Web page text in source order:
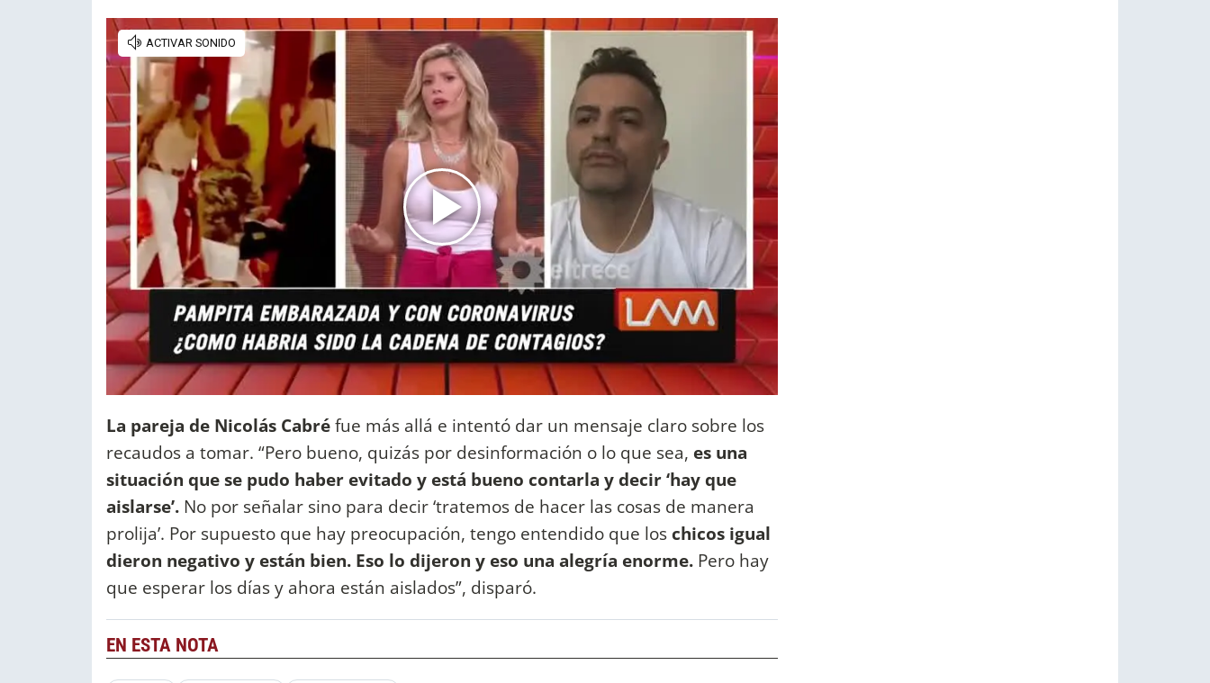
La pareja de Nicolás Cabréfue más allá e intentó dar un mensaje claro sobre los
recaudos a tomar. “Pero bueno, quizás por desinformación o lo que sea, es una
situación que se pudo haber evitado y está bueno contarla y decir ‘hay que
aislarse’. No por señalar sino para decir ‘tratemos de hacer las cosas de manera
prolija’. Por supuesto que hay preocupación, tengo entendido que los chicos igual
dieron negativo y están bien. Eso lo dijeron y eso una alegría enorme. Pero hay
que esperar los días y ahora están aislados”, disparó.
EN ESTA NOTA